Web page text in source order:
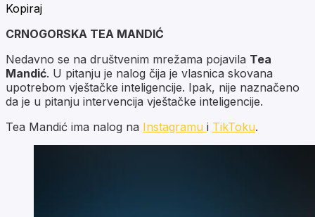
Kopiraj
CRNOGORSKA TEA MANDIĆ
Nedavno se na društvenim mrežama pojavila Tea
Mandić. U pitanju je nalog čija je vlasnica skovana
upotrebom vještačke inteligencije. Ipak, nije naznačeno
da je u pitanju intervencija vještačke inteligencije.
Tea Mandić ima nalog na Instagramu i TikToku.